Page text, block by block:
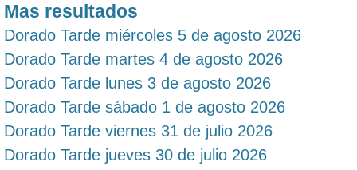
Mas resultados
Dorado Tarde miércoles 5 de agosto 2026
Dorado Tarde martes 4 de agosto 2026
Dorado Tarde lunes 3 de agosto 2026
Dorado Tarde sábado 1 de agosto 2026
Dorado Tarde viernes 31 de julio 2026
Dorado Tarde jueves 30 de julio 2026